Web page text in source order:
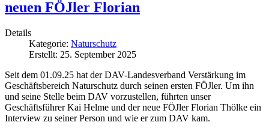
neuen FÖJler Florian
Details
Kategorie: Naturschutz
Erstellt: 25. September 2025
Seit dem 01.09.25 hat der DAV-Landesverband Verstärkung im
Geschäftsbereich Naturschutz durch seinen ersten FÖJler. Um ihn
und seine Stelle beim DAV vorzustellen, führten unser
Geschäftsführer Kai Helme und der neue FÖJler Florian Thölke ein
Interview zu seiner Person und wie er zum DAV kam.